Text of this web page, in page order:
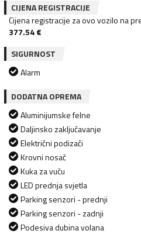
CIJENA REGISTRACIJE
Cijena registracije za ovo vozilo na
377.54€
SIGURNOST
Alarm
DODATNA OPREMA
Aluminijumske felne
Daljinsko zaključavanje
Električni podizači
Krovni nosač
Kuka za vuču
LED prednja svjetla
Parking senzori - prednji
Parking senzori - zadnji
Podesiva dubina volana